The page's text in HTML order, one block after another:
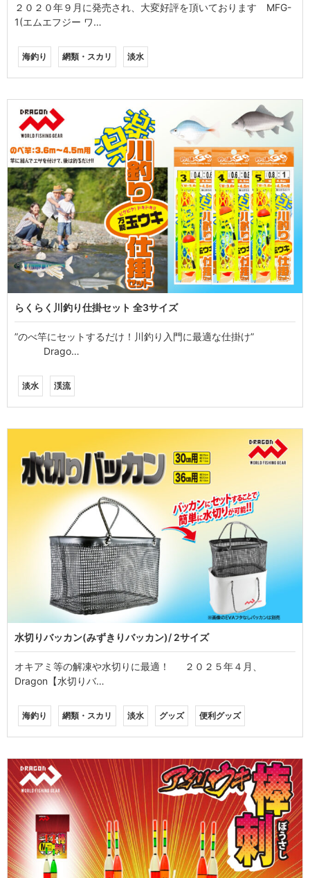
２０２０年９月に発売され、大変好評を頂いております MFG-
1(エムエフジー ワ…
海釣り 網類・スカリ 淡水
らくらく川釣り仕掛セット 全3サイズ
”のべ竿にセットするだけ！川釣り入門に最適な仕掛け”
Drago…
淡水 渓流
水切りバッカン(みずきりバッカン)/ 2サイズ
オキアミ等の解凍や水切りに最適！ ２０２５年４月、
Dragon【水切りバ…
海釣り 網類・スカリ 淡水 グッズ 便利グッズ